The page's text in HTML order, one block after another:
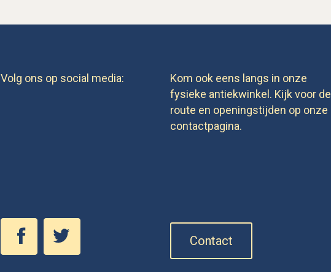
Volg ons op social media:
Kom ook eens langs in onze
fysieke antiekwinkel. Kijk voor de
route en openingstijden op onze
contactpagina.
Contact